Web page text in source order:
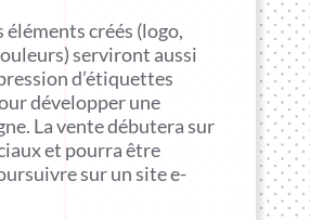
éléments créés (logo,
serviront aussi
d’étiquettes
développer une
La vente débutera sur
et pourra être
sur un site e-